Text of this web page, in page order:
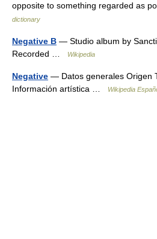
opposite to something regarded as
dictionary
Negative B — Studio album by
Recorded …
Wikipedia
Negative — Datos generales Origen
Información artística …
Wikipedia